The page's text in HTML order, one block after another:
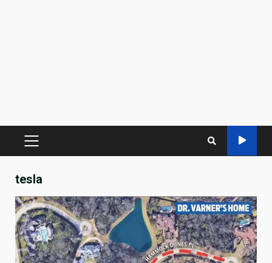
PRIMARY
tesla